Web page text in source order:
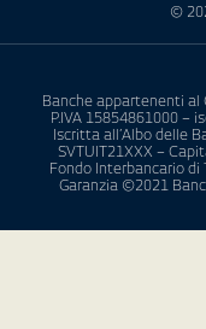
©
Banche appartenenti al
P.IVA 15854861000 –
Iscritta all’Albo delle
SVTUIT21XXX –
Fondo Interbancario
Garanzia ©2021